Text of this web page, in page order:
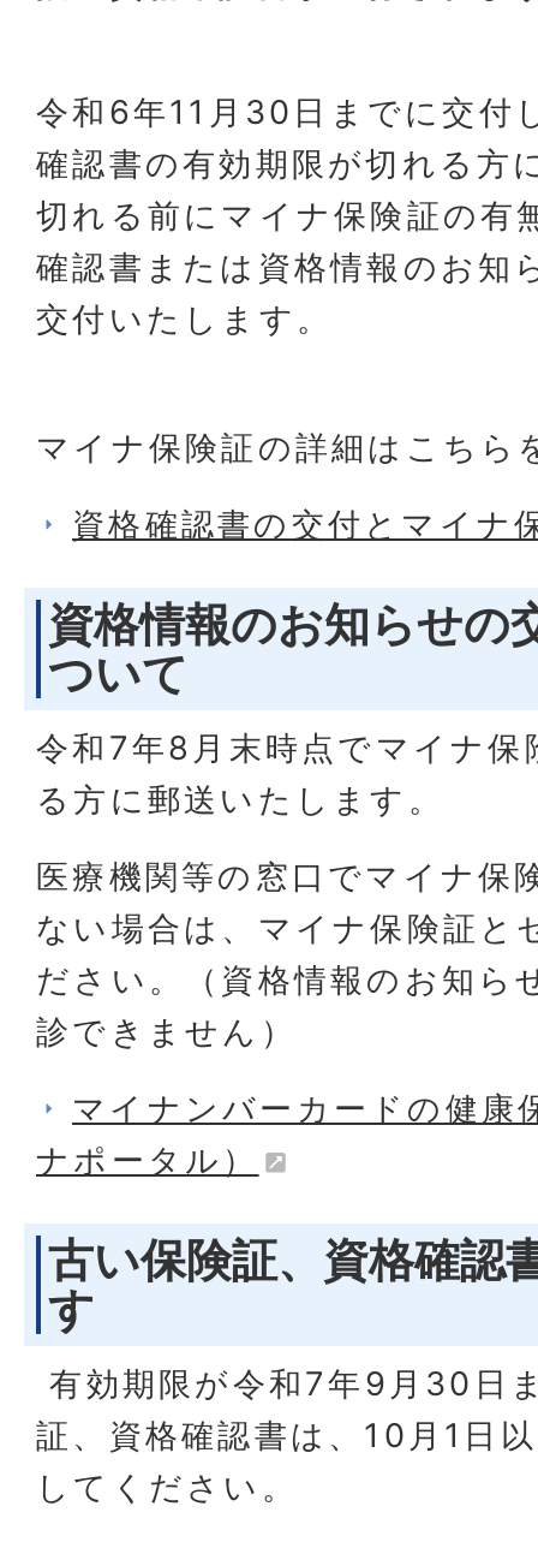
令和6年11月30日までに交付
確認書の有効期限が切れる方
切れる前にマイナ保険証の有
確認書または資格情報のお知
交付いたします。
マイナ保険証の詳細はこちら
資格確認書の交付とマイナ
資格情報のお知らせの
ついて
令和7年8月末時点でマイナ保
る方に郵送いたします。
医療機関等の窓口でマイナ保
ない場合は、マイナ保険証と
ださい。（資格情報のお知ら
診できません）
マイナンバーカードの健康
ナポータル）
古い保険証、資格確認
す
有効期限が令和7年9月30日
証、資格確認書は、10月1日
してください。